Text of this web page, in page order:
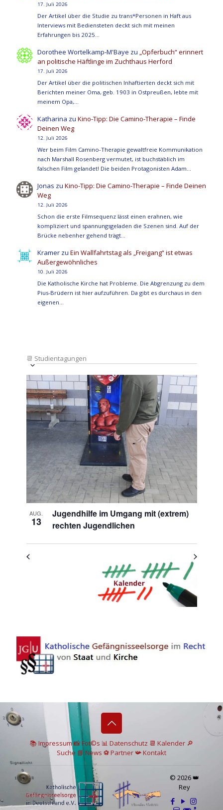
17. Juli 2026
Der Artikel über die Studie zu trans*Personen in Haft aus
Interviews mit Bediensteten deckt sich mit meinen
Erfahrungen bis 2025…
Dorothee Wortelkamp-M'Baye zu „Opferbuch“ erinnert
an politische Häftlinge im Zuchthaus Herford
17. Juli 2026
Der Artikel über die politischen Inhaftierten deckt sich mit
Berichten meiner Oma, geb. 1903 in Ostpreußen, lebte mit
meinem Opa,…
Katharina zuKino-Tipp: Die Camino-Therapie – Finde
Deinen Weg
12. Juli 2026
Wer beim Film Camino-Therapie gewaltfreie Kommunikation
nach Marshall Rosenberg vermutet, ist buchstäblich im
falschen Film gelandet! Die beiden Protagonisten Adam…
Jonas zuKino-Tipp: Die Camino-Therapie – Finde Deinen
Weg
12. Juli 2026
Schon die erste Filmsequenz lässt einen erahnen, wie
kompliziert und spannungsgeladen die Szenen sind. Auf der
Brücke nebenher gehend trägt…
Kramer zuEin Wallfahrtstag als „Freigang“ ist etwas
Außergewöhnliches
10. Juli 2026
Die Katholische Kirche hat Probleme. Die Abgrenzung zu dem
Pius-Brüdern ist hier aufzuführen. Da gibt es durchaus in den
eigenen…
📆 Studientagungen
Ansichten-
Navigation
Veranstaltung
Ansichten-
Navigation
Datum
auswählen.
List
of
Veranstaltungen
in
Photo
View
AUG.
13
Jugendhilfe im Umgang mit (extrem)
rechten Jugendlichen
📚 Impressum📸Fot©s 📊 Datenschutz 📆 Kalender 🔎
Suche 📘 News ⚽Partner📯Kontakt
© 2026 👑
Rey